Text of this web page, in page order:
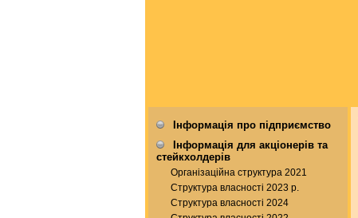
Інформація про підприємство
Інформація для акціонерів та
стейкхолдерів
Організаційна структура 2021
Структура власності 2023 р.
Структура власності 2024